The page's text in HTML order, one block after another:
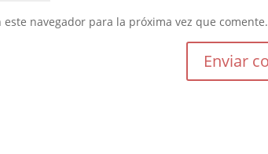
navegador para la próxima vez que comente.